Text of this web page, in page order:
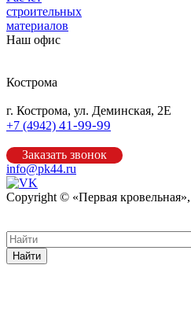
строительных
материалов
Наш офис
Кострома
г. Кострома, ул. Деминская, 2Е
+7 (4942) 41-99-99
Заказать звонок
info@pk44.ru
Copyright © «Первая
Найти